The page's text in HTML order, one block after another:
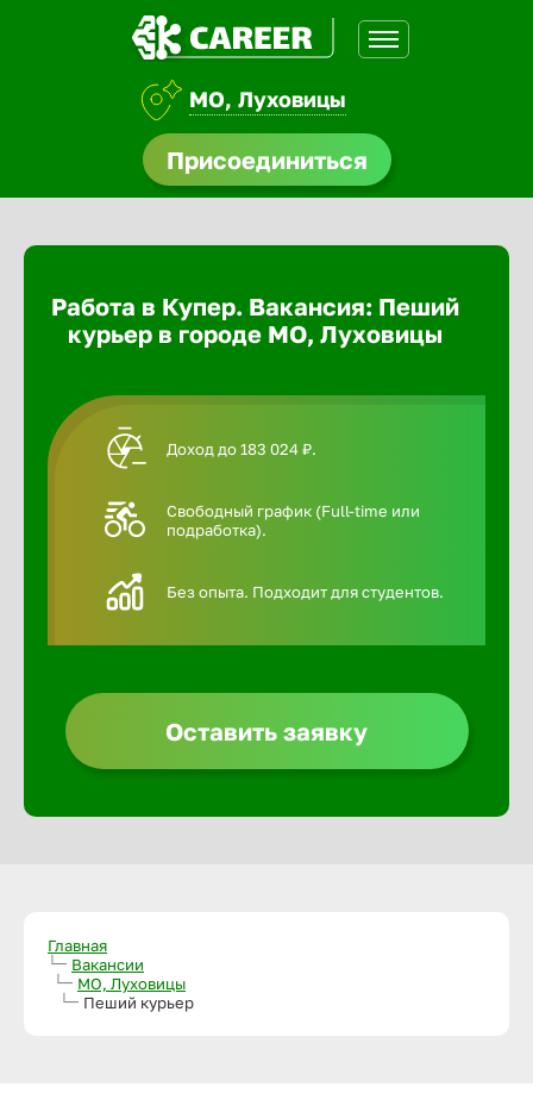
МО, Луховицы
Присоединиться
Абакан
Анадырь
Работа в Купер. Вакансия: Пеший
курьер в городе МО, Луховицы
Доход до 183 024 ₽.
Свободный график (Full-time или
подработка).
Без опыта. Подходит для студентов.
Оставить заявку
Главная
Вакансии
МО, Луховицы
Пеший курьер